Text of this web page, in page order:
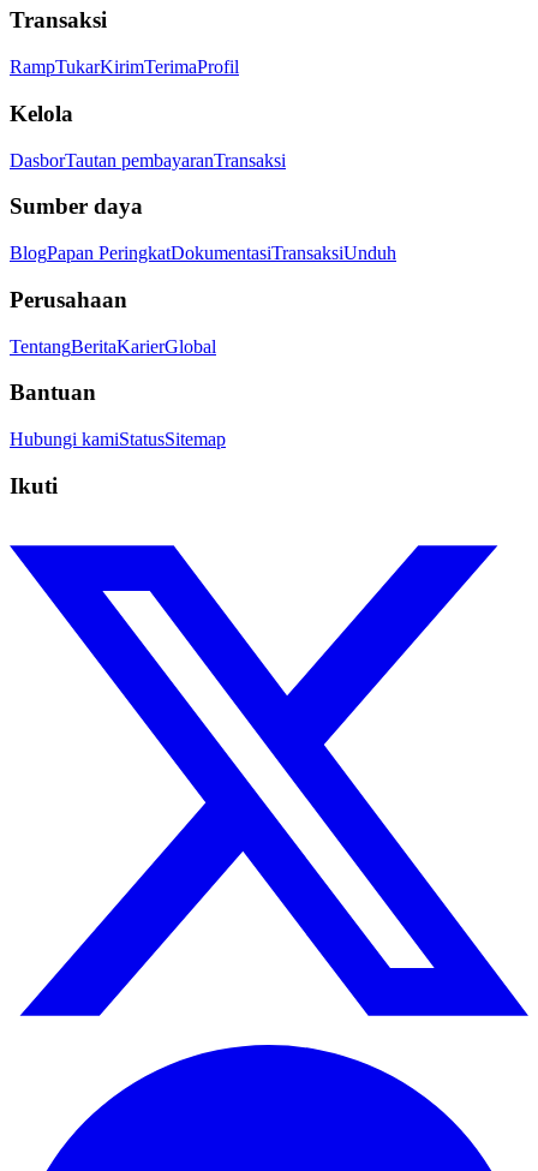
Transaksi
RampTukarKirimTerimaProfil
Kelola
DasborTautan pembayaranTransaksi
Sumber daya
BlogPapan PeringkatDokumentasiTransaksiUnduh
Perusahaan
TentangBeritaKarierGlobal
Bantuan
Hubungi kamiStatusSitemap
Ikuti